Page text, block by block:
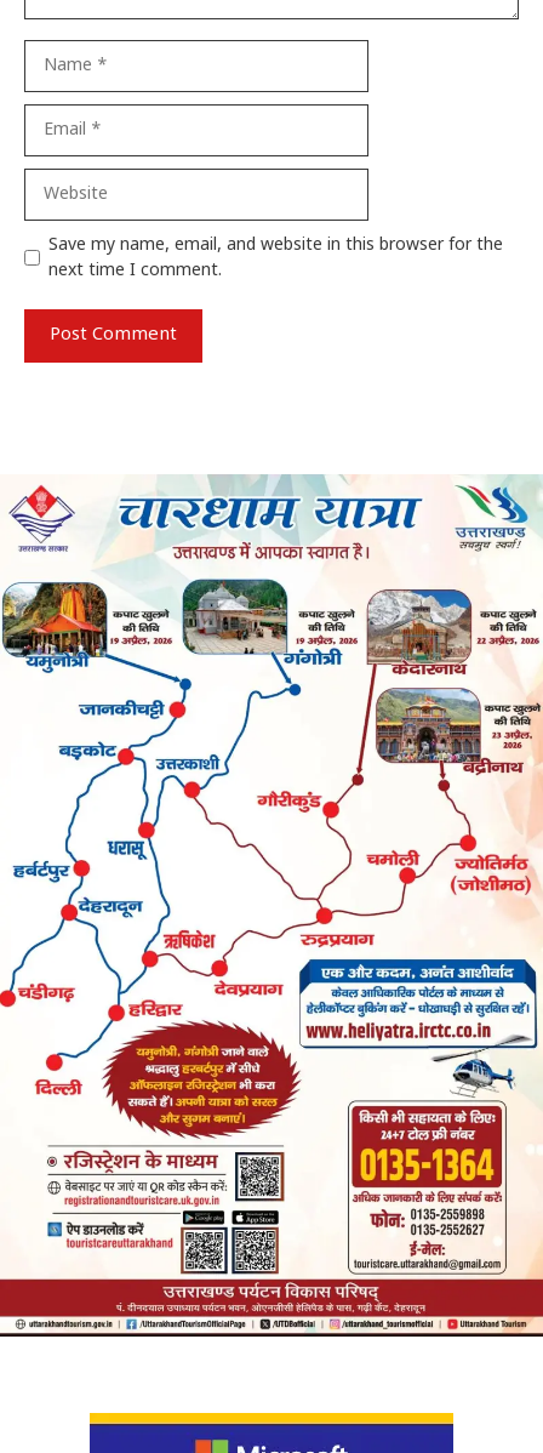
Save my name, email, and website in this browser for the
next time I comment.